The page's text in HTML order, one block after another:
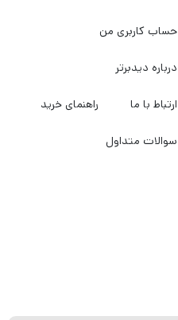
حساب کاربری من
درباره دیدبرتر
ارتباط با ما راهنمای خرید
سوالات متداول